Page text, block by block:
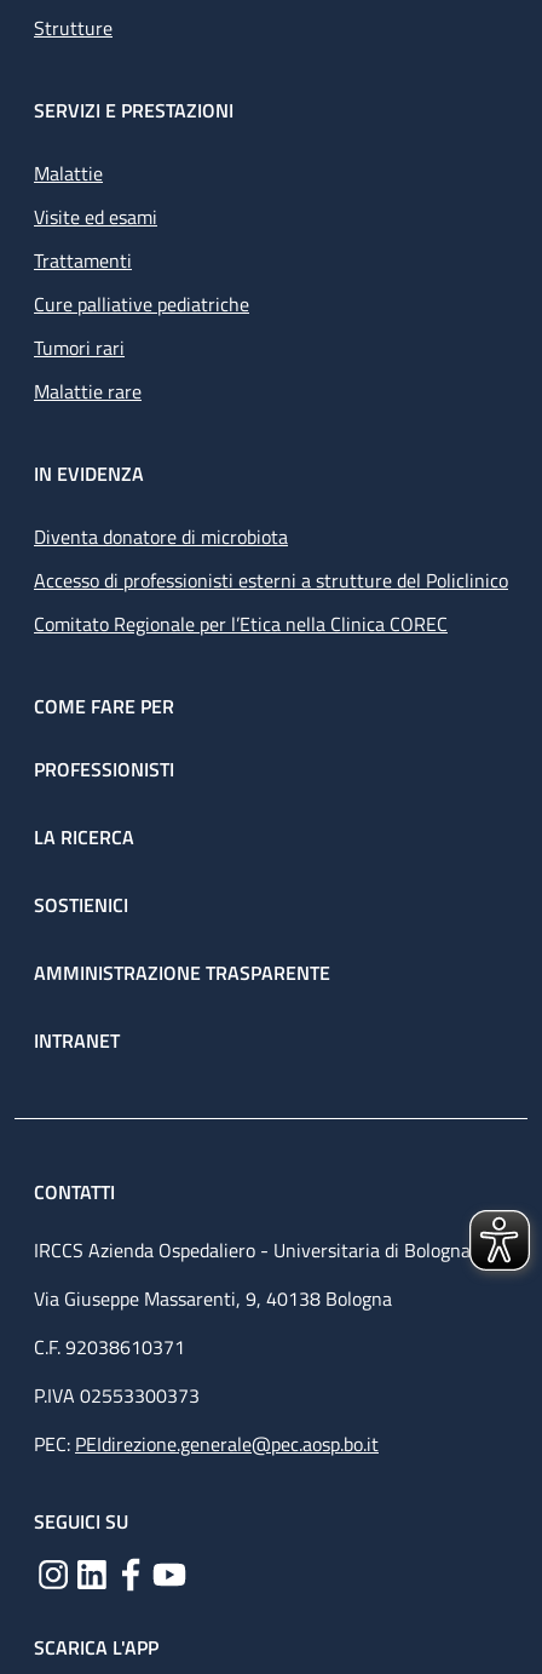
Strutture
SERVIZI E PRESTAZIONI
Malattie
Visite ed esami
Trattamenti
Cure palliative pediatriche
Tumori rari
Malattie rare
IN EVIDENZA
Diventa donatore di microbiota
Accesso di professionisti esterni a strutture del Policlinico
Comitato Regionale per l’Etica nella Clinica COREC
COME FARE PER
PROFESSIONISTI
LA RICERCA
SOSTIENICI
AMMINISTRAZIONE TRASPARENTE
INTRANET
CONTATTI
IRCCS Azienda Ospedaliero - Universitaria di Bologna
Via Giuseppe Massarenti, 9, 40138 Bologna
C.F. 92038610371
P.IVA 02553300373
PEC: PEIdirezione.generale@pec.aosp.bo.it
SEGUICI SU
SCARICA L'APP